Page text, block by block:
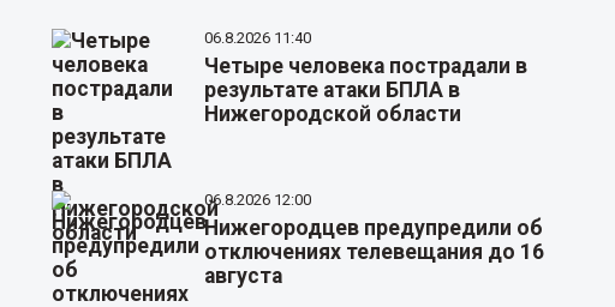
06.8.2026 11:40
Четыре человека пострадали в
результате атаки БПЛА в
Нижегородской области
06.8.2026 12:00
Нижегородцев предупредили об
отключениях телевещания до 16
августа